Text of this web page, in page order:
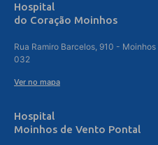
Hospital
do Coração Moinhos
Rua Ramiro Barcelos, 910 -
032
Ver no mapa
Hospital
Moinhos de Vento Pontal